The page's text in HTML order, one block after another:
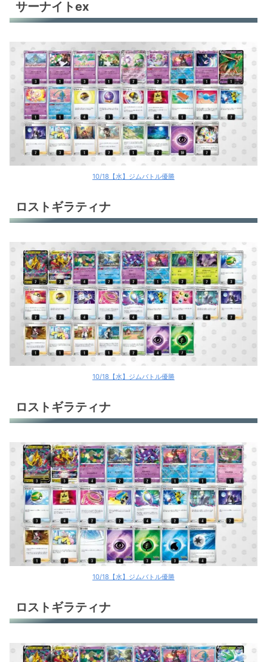
サーナイトex
10/18【水】ジムバトル優勝
ロストギラティナ
10/18【水】ジムバトル優勝
ロストギラティナ
10/18【水】ジムバトル優勝
ロストギラティナ